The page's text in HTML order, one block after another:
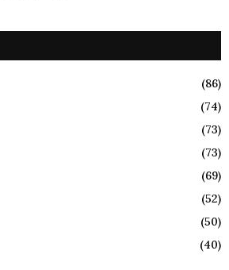
(86)
(74)
(73)
(73)
(69)
(52)
(50)
(40)